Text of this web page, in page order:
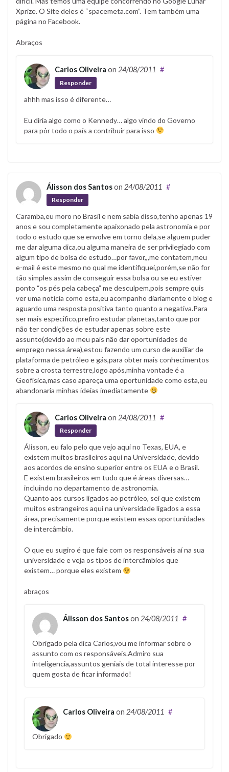
Xprize. O Site deles é “spacemeta.com”. Tem também uma
página no Facebook.
Abraços
Carlos Oliveira on 24/08/2011 #
Responder
ahhh mas isso é diferente…
Eu diria algo como o Kennedy… algo vindo do Governo
para pôr todo o país a contribuir para isso
Álisson dos Santoson 24/08/2011 #
Responder
Caramba,eu moro no Brasil e nem sabia disso,tenho apenas 19
anos e sou completamente apaixonado pela astronomia e por
todo o estudo que se envolve em torno dela,se alguem puder
me dar alguma dica,ou alguma maneira de ser privilegiado com
algum tipo de bolsa de estudo…por favor,,,me contatem,meu
e-mail é este mesmo no qual me identifiquei,porém,se não for
tão simples assim de conseguir essa bolsa ou se eu estiver
ponto “os pés pela cabeça” me desculpem,pois sempre quis
ver uma noticia como esta,eu acompanho diariamente o blog e
aguardo uma resposta positiva tanto quanto a negativa.Para
ser mais especifico,prefiro estudar planetas,tanto que por
não ter condições de estudar apenas sobre este
assunto(devido ao meu país não dar oportunidades de
emprego nessa área),estou fazendo um curso de auxiliar de
plataforma de petróleo e gás,para obter mais conhecimentos
sobre a crosta terrestre,logo após,minha vontade é a
Geofísica,mas caso apareça uma oportunidade como esta,eu
abandonaria minhas ideias imediatamente
Carlos Oliveira on 24/08/2011 #
Responder
Álisson, eu falo pelo que vejo aqui no Texas, EUA, e
existem muitos brasileiros aqui na Universidade, devido
aos acordos de ensino superior entre os EUA e o Brasil.
E existem brasileiros em tudo que é áreas diversas…
incluindo no departamento de astronomia.
Quanto aos cursos ligados ao petróleo, sei que existem
muitos estrangeiros aqui na universidade ligados a essa
área, precisamente porque existem essas oportunidades
de intercâmbio.
O que eu sugiro é que fale com os responsáveis aí na sua
universidade e veja os tipos de intercâmbios que
existem… porque eles existem
abraços
Álisson dos Santoson 24/08/2011 #
Obrigado pela dica Carlos,vou me informar sobre o
assunto com os responsáveis.Admiro sua
inteligencia,assuntos geniais de total interesse por
quem gosta de ficar informado!
Carlos Oliveira on 24/08/2011 #
Obrigado